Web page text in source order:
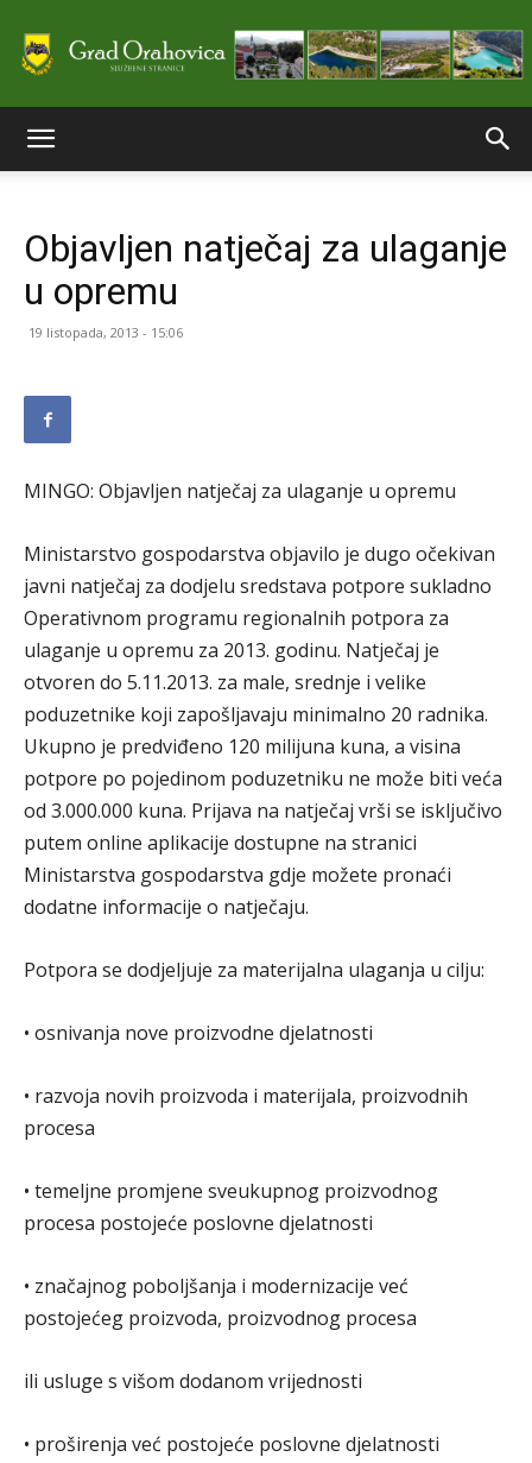
stranice
Objavljen natječaj za ulaganje
u opremu
19 listopada, 2013 - 15:06
MINGO: Objavljen natječaj za ulaganje u opremu
Ministarstvo gospodarstva objavilo je dugo očekivan
javni natječaj za dodjelu sredstava potpore sukladno
Operativnom programu regionalnih potpora za
ulaganje u opremu za 2013. godinu. Natječaj je
otvoren do 5.11.2013. za male, srednje i velike
poduzetnike koji zapošljavaju minimalno 20 radnika.
Ukupno je predviđeno 120 milijuna kuna, a visina
potpore po pojedinom poduzetniku ne može biti veća
od 3.000.000 kuna. Prijava na natječaj vrši se isključivo
putem online aplikacije dostupne na stranici
Ministarstva gospodarstva gdje možete pronaći
dodatne informacije o natječaju.
Potpora se dodjeljuje za materijalna ulaganja u cilju:
• osnivanja nove proizvodne djelatnosti
• razvoja novih proizvoda i materijala, proizvodnih
procesa
• temeljne promjene sveukupnog proizvodnog
procesa postojeće poslovne djelatnosti
• značajnog poboljšanja i modernizacije već
postojećeg proizvoda, proizvodnog procesa
ili usluge s višom dodanom vrijednosti
• proširenja već postojeće poslovne djelatnosti